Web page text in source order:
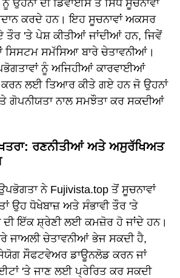
ਉਹਨਾਂ ਦੀ ਡਿਵਾਈਸ ਤੇ ਸਿੱਧੇ ਸੂਚਨਾਵਾਂ
ਕਰਦੇ ਹਨ। ਇਹ ਸੂਚਨਾਵਾਂ ਅਕਸਰ
ਤੌਰ 'ਤੇ ਪੇਸ਼ ਕੀਤੀਆਂ ਜਾਂਦੀਆਂ ਹਨ, ਜਿਵੇਂ
ਸਿਸਟਮ ਸਮੱਸਿਆ ਬਾਰੇ ਚੇਤਾਵਨੀਆਂ।
ਨੂੰ ਅਜਿਹੀਆਂ ਕਾਰਵਾਈਆਂ
ਕਰਨ ਲਈ ਤਿਆਰ ਕੀਤੇ ਗਏ ਹਨ ਜੋ ਉਹਨਾਂ
ਗੋਪਨੀਯਤਾ ਨਾਲ ਸਮਝੌਤਾ ਕਰ ਸਕਦੀਆਂ
ਖ਼ਤਰਾ: ਰਣਨੀਤੀਆਂ ਅਤੇ ਅਸੁਰੱਖਿਅਤ
ਨੇ Fujivista.top ਤੋਂ ਸੂਚਨਾਵਾਂ
ਉਹ ਧੋਖੇਬਾਜ਼ ਅਤੇ ਸੰਭਾਵੀ ਤੌਰ 'ਤੇ
ਦੀ ਇੱਕ ਸ਼੍ਰੇਣੀ ਲਈ ਕਮਜ਼ੋਰ ਹੋ ਜਾਂਦੇ ਹਨ।
ਜਾਅਲੀ ਚੇਤਾਵਨੀਆਂ ਭੇਜ ਸਕਦੀ ਹੈ,
ਸੌਫਟਵੇਅਰ ਡਾਊਨਲੋਡ ਕਰਨ ਜਾਂ
'ਤੇ ਜਾਣ ਲਈ ਪ੍ਰੇਰਿਤ ਕਰ ਸਕਦੀ